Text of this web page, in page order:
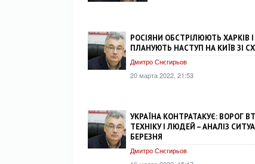
РОСІЯНИ ОБСТРІЛЮЮТЬ ХАРКІВ І
ПЛАНУЮТЬ НАСТУП НА КИЇВ ЗІ
Дмитро Снєгирьов
20 марта 2022, 21:53
УКРАЇНА КОНТРАТАКУЄ: ВОРОГ
ТЕХНІКУ І ЛЮДЕЙ – АНАЛІЗ
БЕРЕЗНЯ
Дмитро Снєгирьов